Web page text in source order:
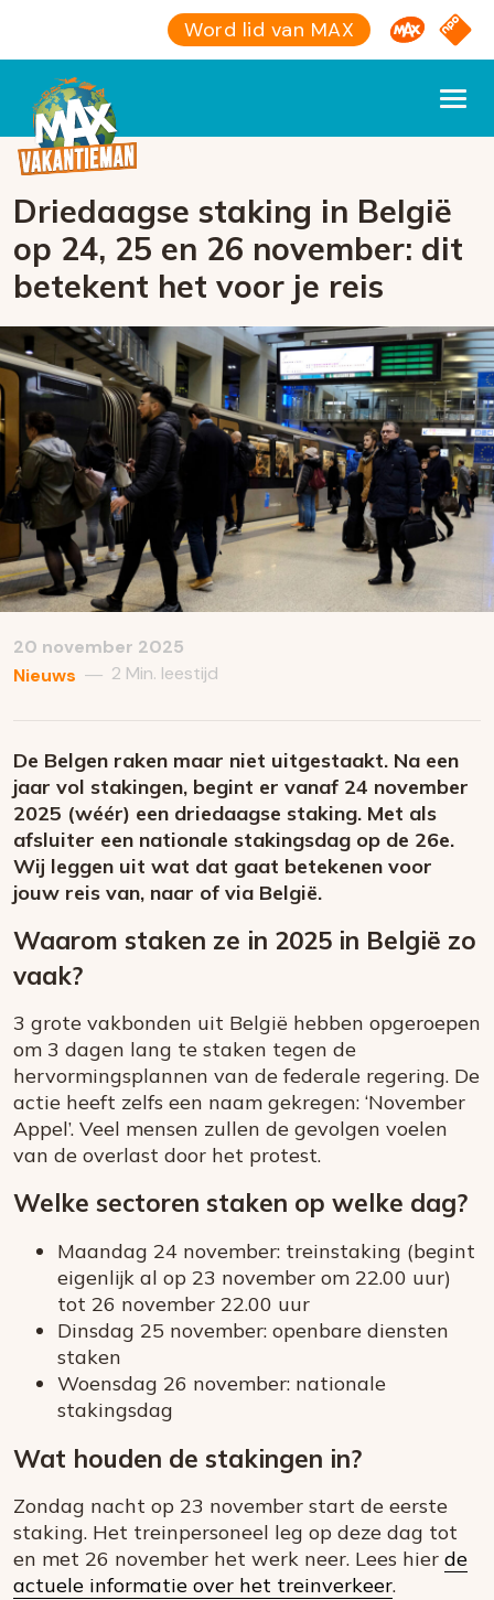
Word lid van MAX Omroep
NPO
Driedaagse staking in België
op 24, 25 en 26 november: dit
betekent het voor je reis
20 november 2025
Nieuws — 2 Min. leestijd
De Belgen raken maar niet uitgestaakt. Na een
jaar vol stakingen, begint er vanaf 24 november
2025 (wéér) een driedaagse staking. Met als
afsluiter een nationale stakingsdag op de 26e.
Wij leggen uit wat dat gaat betekenen voor
jouw reis van, naar of via België.
Waarom staken ze in 2025 in België zo
vaak?
3 grote vakbonden uit België hebben opgeroepen
om 3 dagen lang te staken tegen de
hervormingsplannen van de federale regering. De
actie heeft zelfs een naam gekregen: ‘November
Appel’. Veel mensen zullen de gevolgen voelen
van de overlast door het protest.
Welke sectoren staken op welke dag?
Maandag 24 november: treinstaking (begint
eigenlijk al op 23 november om 22.00 uur)
tot 26 november 22.00 uur
Dinsdag 25 november: openbare diensten
staken
Woensdag 26 november: nationale
stakingsdag
Wat houden de stakingen in?
Zondag nacht op 23 november start de eerste
staking. Het treinpersoneel leg op deze dag tot
en met 26 november het werk neer. Lees hier de
actuele informatie over het treinverkeer.